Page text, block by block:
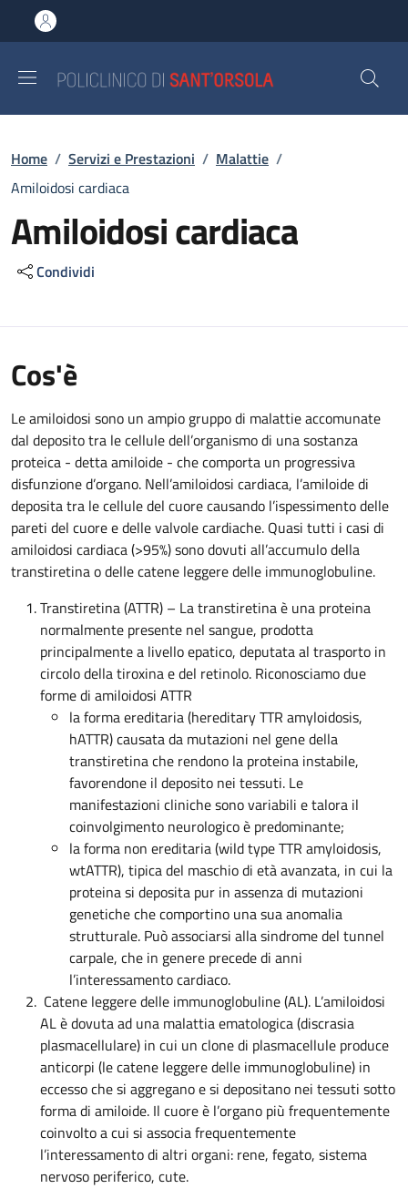
al contenuto principale
to footer content
Briciole di pane
Home / Servizi e Prestazioni / Malattie /
Amiloidosi cardiaca
Amiloidosi cardiaca
Condividi
Cos'è
Le amiloidosi sono un ampio gruppo di malattie accomunate
dal deposito tra le cellule dell’organismo di una sostanza
proteica - detta amiloide - che comporta un progressiva
disfunzione d’organo. Nell’amiloidosi cardiaca, l’amiloide di
deposita tra le cellule del cuore causando l’ispessimento delle
pareti del cuore e delle valvole cardiache. Quasi tutti i casi di
amiloidosi cardiaca (>95%) sono dovuti all’accumulo della
transtiretina o delle catene leggere delle immunoglobuline.
Transtiretina (ATTR) – La transtiretina è una proteina
normalmente presente nel sangue, prodotta
principalmente a livello epatico, deputata al trasporto in
circolo della tiroxina e del retinolo. Riconosciamo due
forme di amiloidosi ATTR
la forma ereditaria (hereditary TTR amyloidosis,
hATTR) causata da mutazioni nel gene della
transtiretina che rendono la proteina instabile,
favorendone il deposito nei tessuti. Le
manifestazioni cliniche sono variabili e talora il
coinvolgimento neurologico è predominante;
la forma non ereditaria (wild type TTR amyloidosis,
wtATTR), tipica del maschio di età avanzata, in cui la
proteina si deposita pur in assenza di mutazioni
genetiche che comportino una sua anomalia
strutturale. Può associarsi alla sindrome del tunnel
carpale, che in genere precede di anni
l’interessamento cardiaco.
Catene leggere delle immunoglobuline (AL). L’amiloidosi
AL è dovuta ad una malattia ematologica (discrasia
plasmacellulare) in cui un clone di plasmacellule produce
anticorpi (le catene leggere delle immunoglobuline) in
eccesso che si aggregano e si depositano nei tessuti sotto
forma di amiloide. Il cuore è l’organo più frequentemente
coinvolto a cui si associa frequentemente
l’interessamento di altri organi: rene, fegato, sistema
nervoso periferico, cute.